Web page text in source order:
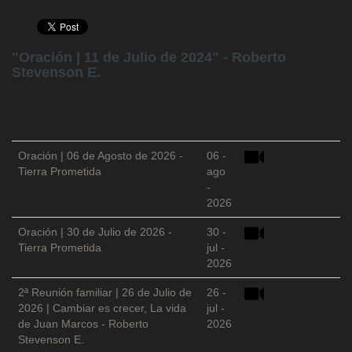
"Oración | 11 de Julio de 2024" - Roberto
Stevenson E.
Oración | 06 de Agosto de 2026 -
Tierra Prometida
06 -
ago
-
2026
Oración | 30 de Julio de 2026 -
Tierra Prometida
30 -
jul -
2026
2ª Reunión familiar | 26 de Julio de
2026 | Cambiar es crecer, La vida
de Juan Marcos - Roberto
Stevenson E.
26 -
jul -
2026